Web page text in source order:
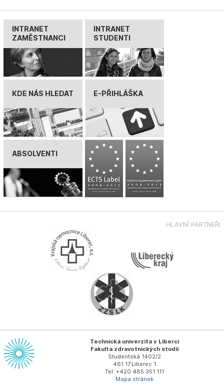
INTRANET
ZAMĚSTNANCI
INTRANET
STUDENTI
KDE NÁS HLEDAT E-PŘIHLÁŠKA
ABSOLVENTI
HLAVNÍ PARTNEŘI
Technická univerzita v Liberci
Fakulta zdravotnických studií
Studentská 1402/2
461 17 Liberec 1
Tel: +420 485 351 111
Mapa stránek